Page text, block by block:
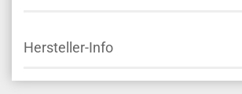
Hersteller-Info